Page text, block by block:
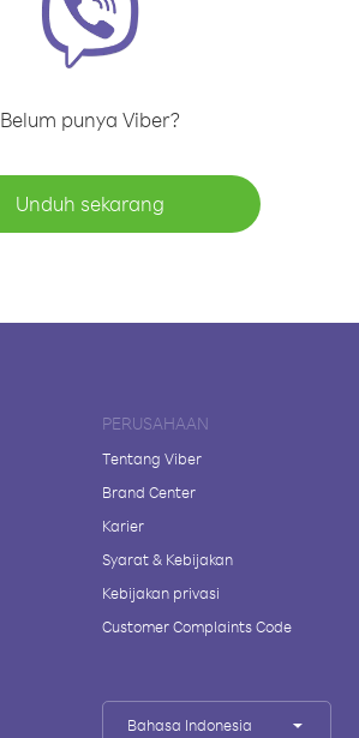
Belum punya Viber?
Unduh sekarang
PERUSAHAAN
Tentang Viber
Brand Center
Karier
Syarat & Kebijakan
Kebijakan privasi
Customer Complaints Code
Bahasa Indonesia